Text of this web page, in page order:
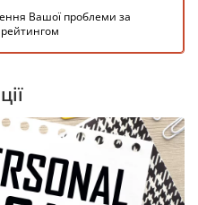
Вашої проблеми за